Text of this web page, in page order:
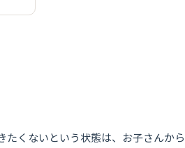
くないという状態は、お子さんから